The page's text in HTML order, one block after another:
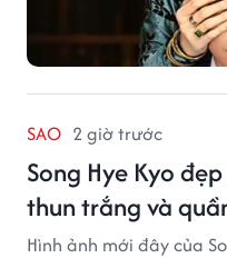
SAO 2 giờ trước
Song Hye Kyo
thun trắng và
Hình ảnh mới đây của